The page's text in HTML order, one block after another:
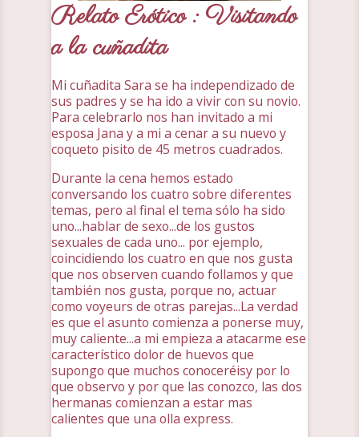
Relato Erótico : Visitando
a la cuñadita
Mi cuñadita Sara se ha independizado de
sus padres y se ha ido a vivir con su novio.
Para celebrarlo nos han invitado a mi
esposa Jana y a mi a cenar a su nuevo y
coqueto pisito de 45 metros cuadrados.
Durante la cena hemos estado
conversando los cuatro sobre diferentes
temas, pero al final el tema sólo ha sido
uno...hablar de sexo...de los gustos
sexuales de cada uno... por ejemplo,
coincidiendo los cuatro en que nos gusta
que nos observen cuando follamos y que
también nos gusta, porque no, actuar
como voyeurs de otras parejas...La verdad
es que el asunto comienza a ponerse muy,
muy caliente...a mi empieza a atacarme ese
característico dolor de huevos que
supongo que muchos conoceréisy por lo
que observo y por que las conozco, las dos
hermanas comienzan a estar mas
calientes que una olla express.